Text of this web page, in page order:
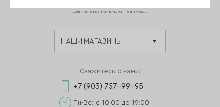
для мастеров маникюра, педикюра.
Свяжитесь с нами:
+7 (903) 757-99-95
Пн-Вс: с 10:00 до 19:00